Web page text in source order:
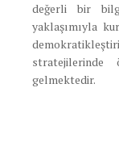
değerli bir
yaklaşımıyla
gelmektedir.